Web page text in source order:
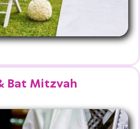
Bat Mitzvah